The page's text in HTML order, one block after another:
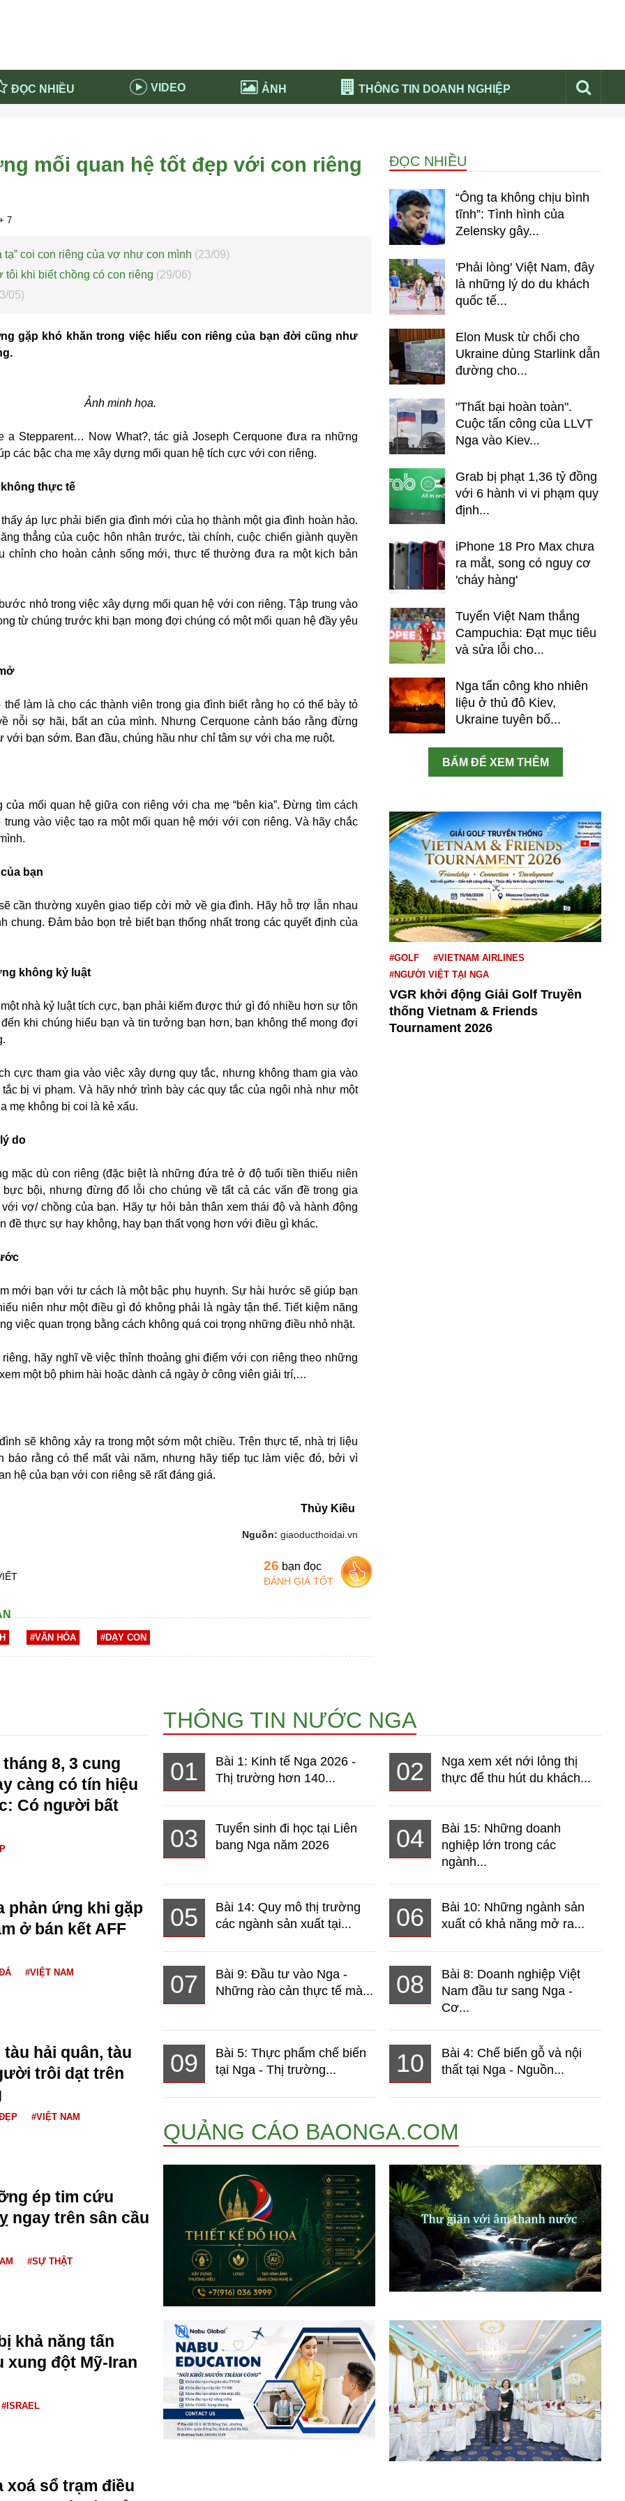
ĐỌC NHIỀU VIDEO ẢNH THÔNG TIN DOANH NGHIỆP
Nổi bật báo nga
Nga NABU EDUCATION
Thư viện media
nước Nga
Phân tích thị trường Nga 2026
mối quan hệ tốt đẹp với con riêng
7
tạ” coi con riêng của vợ như con mình (23/09)
tôi khi biết chồng có con riêng (29/06)
05)
gặp khó khăn trong việc hiểu con riêng của bạn đời cũng như
Ảnh minh họa.
a Stepparent… Now What?, tác giả Joseph Cerquone đưa ra những
các bậc cha mẹ xây dựng mối quan hệ tích cực với con riêng.
thực tế
áp lực phải biến gia đình mới của họ thành một gia đình hoàn hảo.
thẳng của cuộc hôn nhân trước, tài chính, cuộc chiến giành quyền
chỉnh cho hoàn cảnh sống mới, thực tế thường đưa ra một kịch bản
nhỏ trong việc xây dựng mối quan hệ với con riêng. Tập trung vào
từ chúng trước khi bạn mong đợi chúng có một mối quan hệ đầy yêu
thể làm là cho các thành viên trong gia đình biết rằng họ có thể bày tỏ
nỗi sợ hãi, bất an của mình. Nhưng Cerquone cảnh báo rằng đừng
với bạn sớm. Ban đầu, chúng hầu như chỉ tâm sự với cha mẹ ruột.
của mối quan hệ giữa con riêng với cha mẹ “bên kia”. Đừng tìm cách
trung vào việc tạo ra một mối quan hệ mới với con riêng. Và hãy chắc
bạn
cần thường xuyên giao tiếp cởi mở về gia đình. Hãy hỗ trợ lẫn nhau
chung. Đảm bảo bọn trẻ biết bạn thống nhất trong các quyết định của
không kỷ luật
nhà kỷ luật tích cực, bạn phải kiếm được thứ gì đó nhiều hơn sự tôn
khi chúng hiểu bạn và tin tưởng bạn hơn, bạn không thể mong đợi
cực tham gia vào việc xây dựng quy tắc, nhưng không tham gia vào
bị vi phạm. Và hãy nhớ trình bày các quy tắc của ngôi nhà như một
mẹ không bị coi là kẻ xấu.
do
mặc dù con riêng (đặc biệt là những đứa trẻ ở độ tuổi tiền thiếu niên
bực bội, nhưng đừng đổ lỗi cho chúng về tất cả các vấn đề trong gia
vợ/ chồng của bạn. Hãy tự hỏi bản thân xem thái độ và hành động
đề thực sự hay không, hay bạn thất vọng hơn với điều gì khác.
mới bạn với tư cách là một bậc phụ huynh. Sự hài hước sẽ giúp bạn
niên như một điều gì đó không phải là ngày tận thế. Tiết kiệm năng
việc quan trọng bằng cách không quá coi trọng những điều nhỏ nhặt.
hãy nghĩ về việc thỉnh thoảng ghi điểm với con riêng theo những
một bộ phim hài hoặc dành cả ngày ở công viên giải trí,…
sẽ không xảy ra trong một sớm một chiều. Trên thực tế, nhà trị liệu
báo rằng có thể mất vài năm, nhưng hãy tiếp tục làm việc đó, bởi vì
hệ của bạn với con riêng sẽ rất đáng giá.
Thủy Kiều
Nguồn: giaoducthoidai.vn
26 bạn đọc
ĐÁNH GIÁ TỐT
#VĂN HÓA #DẠY CON
ĐỌC NHIỀU
“Ông ta không chịu bình
tĩnh”: Tình hình của
Zelensky gây...
'Phải lòng' Việt Nam, đây
là những lý do du khách
quốc tế...
Elon Musk từ chối cho
Ukraine dùng Starlink dẫn
đường cho...
"Thất bại hoàn toàn".
Cuộc tấn công của LLVT
Nga vào Kiev...
Grab bị phạt 1,36 tỷ đồng
với 6 hành vi vi phạm quy
định...
iPhone 18 Pro Max chưa
ra mắt, song có nguy cơ
'cháy hàng'
Tuyển Việt Nam thắng
Campuchia: Đạt mục tiêu
và sửa lỗi cho...
Nga tấn công kho nhiên
liệu ở thủ đô Kiev,
Ukraine tuyên bố...
BẤM ĐỂ XEM THÊM
#GOLF
#VIETNAM AIRLINES
#NGƯỜI VIỆT TẠI NGA
VGR khởi động Giải Golf Truyền
thống Vietnam & Friends
Tournament 2026
8, 3 cung
càng có tín hiệu
Có người bất
phản ứng khi gặp
ở bán kết AFF
#VIỆT NAM
hải quân, tàu
trôi dạt trên
#VIỆT NAM
ép tim cứu
ngay trên sân cầu
#SỰ THẬT
khả năng tấn
xung đột Mỹ-Iran
#ISRAEL
xoá sổ trạm điều
THÔNG TIN NƯỚC NGA
01
Bài 1: Kinh tế Nga 2026 -
Thị trường hơn 140...
02
Nga xem xét nới lỏng thị
thực để thu hút du khách...
03
Tuyển sinh đi học tại Liên
bang Nga năm 2026
04
Bài 15: Những doanh
nghiệp lớn trong các
ngành...
05
Bài 14: Quy mô thị trường
các ngành sản xuất tại...
06
Bài 10: Những ngành sản
xuất có khả năng mở ra...
07
Bài 9: Đầu tư vào Nga -
Những rào cản thực tế mà...
08
Bài 8: Doanh nghiệp Việt
Nam đầu tư sang Nga -
Cơ...
09
Bài 5: Thực phẩm chế biến
tại Nga - Thị trường...
10
Bài 4: Chế biến gỗ và nội
thất tại Nga - Nguồn...
QUẢNG CÁO BAONGA.COM